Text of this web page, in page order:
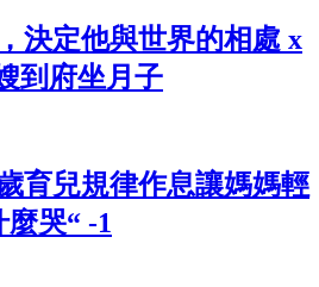
決定他與世界的相處 x
到府坐月子
育兒規律作息讓媽媽輕
哭“ -1